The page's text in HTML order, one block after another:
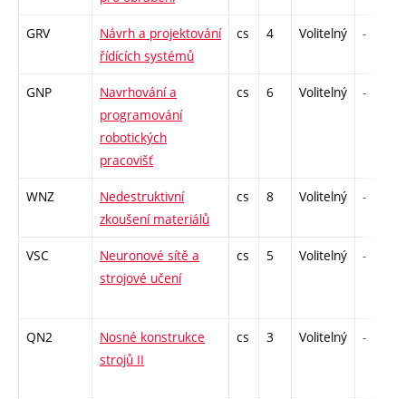
GRV
Návrh a projektování
řídících systémů
cs 4 Volitelný -
GNP
Navrhování a
programování
robotických
pracovišť
cs 6 Volitelný -
WNZ
Nedestruktivní
zkoušení materiálů
cs 8 Volitelný -
VSC
Neuronové sítě a
strojové učení
cs 5 Volitelný -
QN2
Nosné konstrukce
strojů II
cs 3 Volitelný -